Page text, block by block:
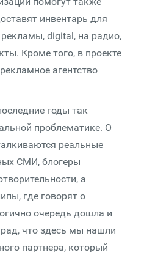
инвентарь для
digital, на радио,
Кроме того, в проекте
агентство
годы так
проблематике. О
реальные
СМИ, блогеры
а
где говорят о
очередь дошла и
что здесь мы нашли
партнера, который